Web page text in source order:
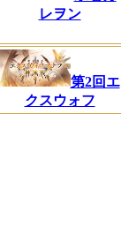
レヲン
第2回エ
クスウォフ